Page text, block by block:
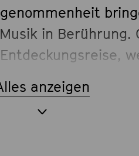
in Berührung.
Mitmachen,
Da wird sich
anzeigen